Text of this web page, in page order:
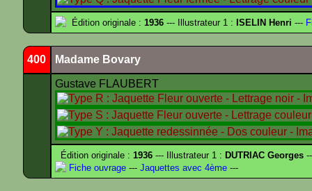
Édition originale : 1936 --- Illustrateur 1 : ISELIN Henri ---
400 Madame Bovary
Gustave FLAUBERT
Édition originale :1936 --- Illustrateur 1 : DUTRIAC Georges
Fiche ouvrage --- Jaquettes avec 4ème ---